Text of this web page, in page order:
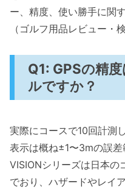
ー、精度、使い勝手に関
（ゴルフ用品レビュー・
Q1: GPSの精
ルですか？
実際にコースで10回計測
表示は概ね±1〜3mの誤
VISIONシリーズは日本の
でおり、ハザードやレイ